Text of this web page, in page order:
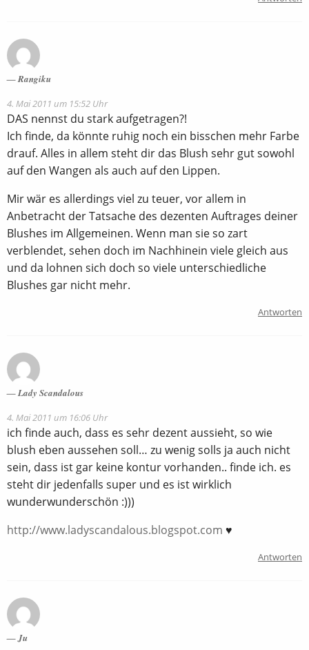
Rangiku
4. Mai 2011 um 15:52 Uhr
DAS nennst du stark aufgetragen?!
Ich finde, da könnte ruhig noch ein bisschen mehr Farbe
drauf. Alles in allem steht dir das Blush sehr gut sowohl
auf den Wangen als auch auf den Lippen.
Mir wär es allerdings viel zu teuer, vor allem in
Anbetracht der Tatsache des dezenten Auftrages deiner
Blushes im Allgemeinen. Wenn man sie so zart
verblendet, sehen doch im Nachhinein viele gleich aus
und da lohnen sich doch so viele unterschiedliche
Blushes gar nicht mehr.
Antworten
Lady Scandalous
4. Mai 2011 um 16:06 Uhr
ich finde auch, dass es sehr dezent aussieht, so wie
blush eben aussehen soll… zu wenig solls ja auch nicht
sein, dass ist gar keine kontur vorhanden.. finde ich. es
steht dir jedenfalls super und es ist wirklich
wunderwunderschön :)))
http://www.ladyscandalous.blogspot.com ♥
Antworten
Ju